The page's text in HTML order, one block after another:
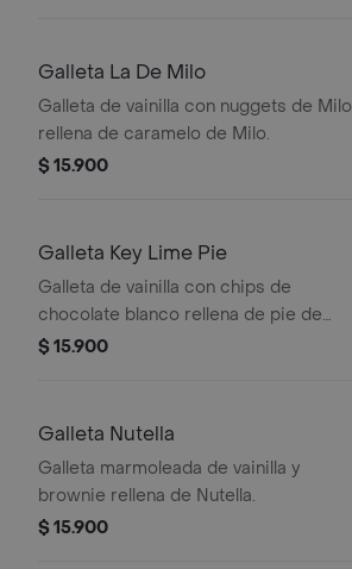
Galleta La De Milo
Galleta de vainilla con nuggets de Milo
rellena de caramelo de Milo.
$ 15.900
Galleta Key Lime Pie
Galleta de vainilla con chips de
chocolate blanco rellena de pie de
limón.
$ 15.900
Galleta Nutella
Galleta marmoleada de vainilla y
brownie rellena de Nutella.
$ 15.900